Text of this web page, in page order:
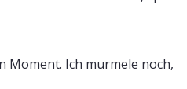
Moment. Ich murmele noch,